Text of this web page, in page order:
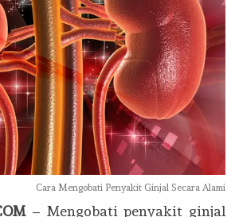
Cara Mengobati Penyakit Ginjal Secara Alami
– Mengobati penyakit ginjal